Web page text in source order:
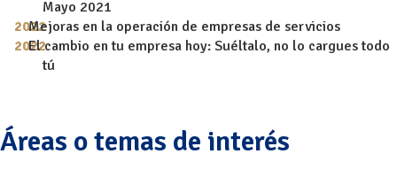
Mayo 2021
Mejoras en la operación de empresas de servicios
El cambio en tu empresa hoy: Suéltalo, no lo cargues todo
tú
Áreas o temas de interés